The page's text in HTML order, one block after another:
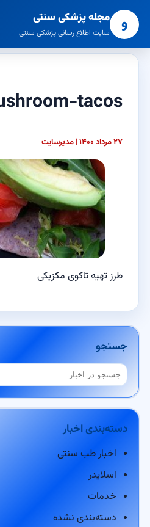
و مجله پزشکی سنتی
سایت اطلاع رسانی پزشکی سنتی
tacos
۲۷ مرداد ۱۴۰۰ | مدیرسایت
طرز تهیه تاکوی مکزیکی
جستجو
جستجو
دسته‌بندی اخبار
اخبار طب سنتی
اسلایدر
خدمات
دسته‌بندی نشده